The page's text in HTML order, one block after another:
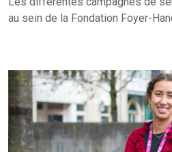
au sein de la Fondation Foyer-